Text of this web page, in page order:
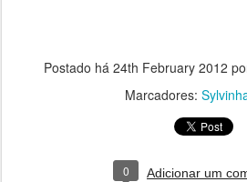
Postado há 24th February 2012
Marcadores:
0 Adicionar um